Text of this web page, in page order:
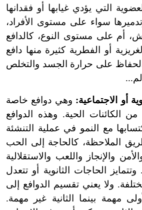
التي يؤدي غيابها أو فقدانها
سواء على مستوى الأفراد،
أم على مستوى النوع، كالدافع
أو الفطرية كثيرة منها دافع
على حرارة الجسد والتخلص
أو الاجتماعية: وهي دوافع خاصة
الكائنات الحية. وهذه الدوافع
مع النمو في عملية التنشئة
الملاحظة، كالحاجة إلى الحب
والإنجاز واللعب والاستقلالية
الحاجات الثانوية أو تتعدل
ولا يعني تقسيم الدوافع إلى
مهمة بينما الثانية غير مهمة.